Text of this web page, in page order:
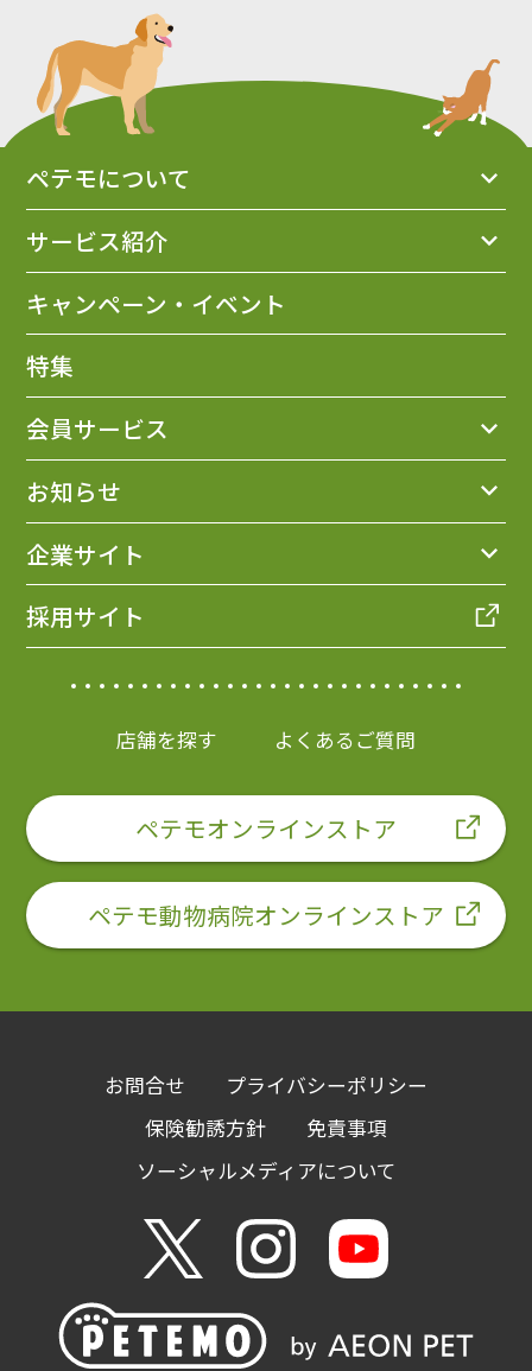
ペテモについて
サービス紹介
キャンペーン・イベント
特集
会員サービス
お知らせ
企業サイト
採用サイト
店舗を探す よくあるご質問
ペテモオンラインストア
ペテモ動物病院オンラインストア
お問合せ
プライバシーポリシー
保険勧誘方針
免責事項
ソーシャルメディアについて